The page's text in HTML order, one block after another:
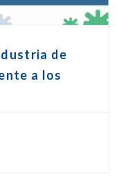
de
a los